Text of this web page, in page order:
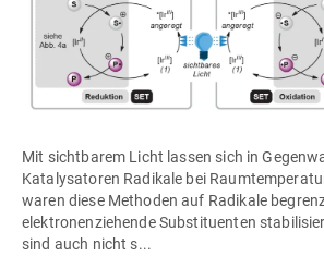
Mit sichtbarem Licht lassen sich in
Katalysatoren Radikale bei
waren diese Methoden auf Radikale
elektronenziehende Substituenten
sind auch nicht s...